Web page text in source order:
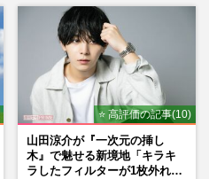
⭐ 高評価の記事(10)
山田涼介が『一次元の挿し
木』で魅せる新境地「キラキ
ラしたフィルターが1枚外れて